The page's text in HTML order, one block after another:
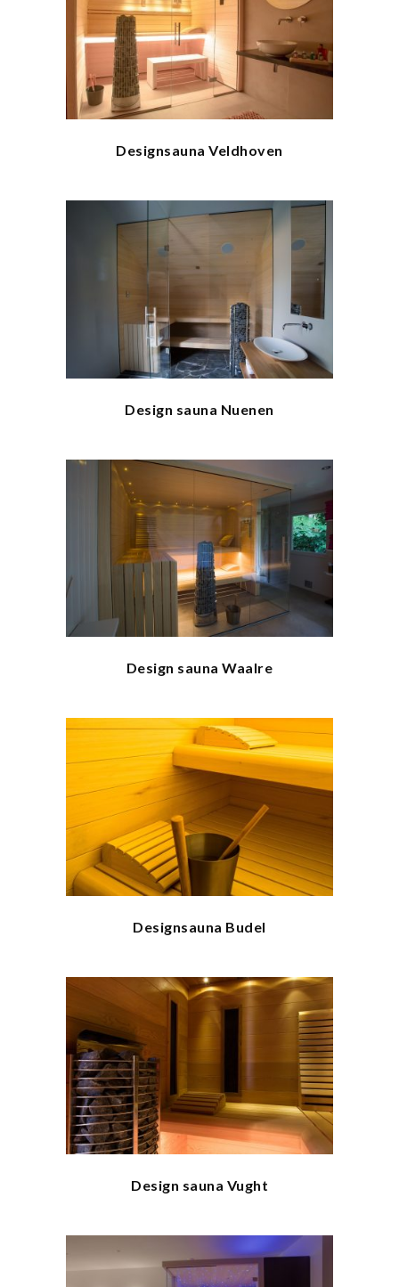
Designsauna Veldhoven
Design sauna Nuenen
Design sauna Waalre
Designsauna Budel
Design sauna Vught